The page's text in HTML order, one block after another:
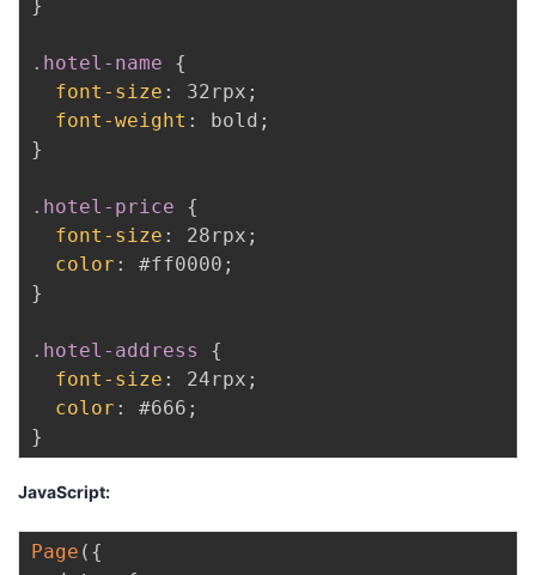
}
.hotel-name
{
font-size : 32rpx ;
font-weight : bold ;
}
.hotel-price
{
font-size : 28rpx ;
color : #ff0000 ;
}
.hotel-address
{
font-size : 24rpx ;
color : #666 ;
}
JavaScript:
Page ( {